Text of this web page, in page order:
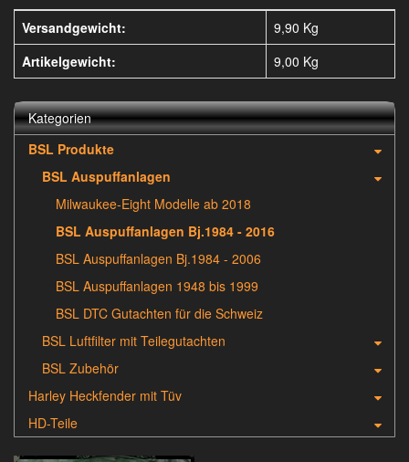
Versandgewicht:
9,90 Kg
Artikelgewicht:
9,00 Kg
Kategorien
BSL Produkte
BSL Auspuffanlagen
Milwaukee-Eight Modelle ab 2018
BSL Auspuffanlagen Bj.1984 - 2016
BSL Auspuffanlagen Bj.1984 - 2006
BSL Auspuffanlagen 1948 bis 1999
BSL DTC Gutachten für die Schweiz
BSL Luftfilter mit Teilegutachten
BSL Zubehör
Harley Heckfender mit Tüv
HD-Teile